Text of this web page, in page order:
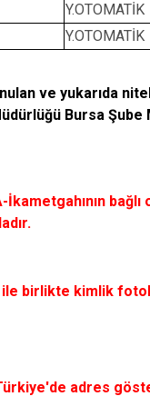
Y.OTOMATİK
Y.OTOMATİK
ve yukarıda
Bursa
bağlı
kimlik
adres